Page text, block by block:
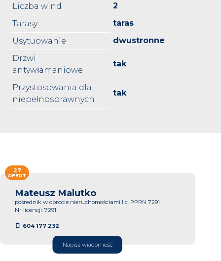
Liczba wind
2
Tarasy
taras
Usytuowanie
dwustronne
Drzwi
antywłamaniowe
tak
Przystosowania dla
niepełnosprawnych
tak
Mateusz Malutko
pośrednik w obrocie nieruchomościami lic. PPRN 7291
Nr licencji: 7291
604 177 232
Napisz wiadomość
27
OFERT